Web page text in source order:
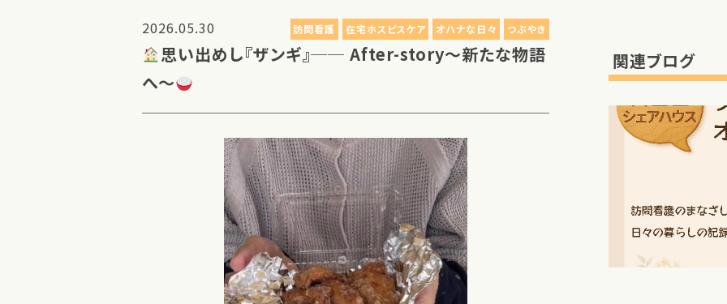
2026.05.30 訪問看護 在宅ホスピスケア オハナな日々 つぶやき
思い出めし『ザンギ』── After-story～新たな物語
へ～
関連ブログ